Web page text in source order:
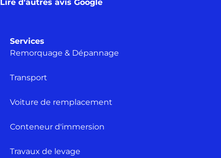
Lire d'autres avis Google
Services
Remorquage & Dépannage
Transport
Voiture de remplacement
Conteneur d'immersion
Travaux de levage